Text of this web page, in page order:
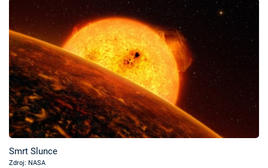
Témata
Témata
Pořady
TV Program
Časopis
Sledujte prima+
Smrt Slunce
Zdroj: NASA